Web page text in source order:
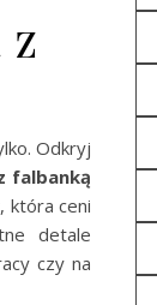
Odkryj
falbanką
która ceni
detale
czy na